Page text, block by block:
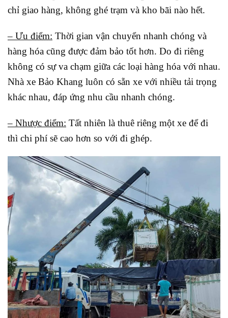
chỉ giao hàng, không ghé trạm và kho bãi nào hết.
– Ưu điểm: Thời gian vận chuyển nhanh chóng và
hàng hóa cũng được đảm bảo tốt hơn. Do đi riêng
không có sự va chạm giữa các loại hàng hóa với nhau.
Nhà xe Bảo Khang luôn có sẵn xe với nhiều tải trọng
khác nhau, đáp ứng nhu cầu nhanh chóng.
– Nhược điểm: Tất nhiên là thuê riêng một xe để đi
thì chi phí sẽ cao hơn so với đi ghép.